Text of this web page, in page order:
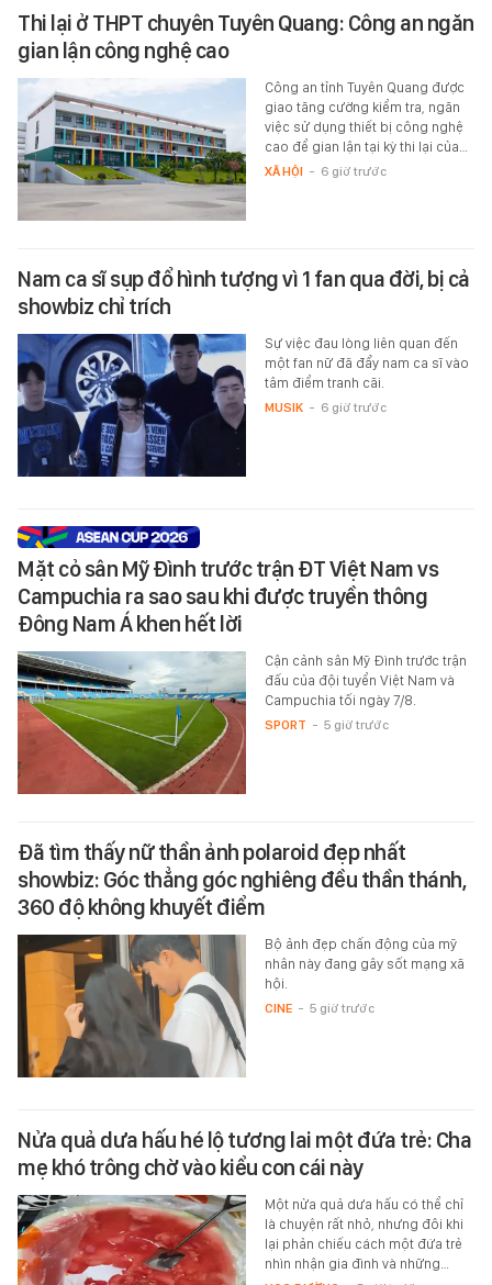
Thi lại ở THPT chuyên Tuyên Quang: Công an ngăn
gian lận công nghệ cao
Công an tỉnh Tuyên Quang được
giao tăng cường kiểm tra, ngăn
việc sử dụng thiết bị công nghệ
cao để gian lận tại kỳ thi lại của…
XÃ HỘI - 6 giờ trước
Nam ca sĩ sụp đổ hình tượng vì 1 fan qua đời, bị cả
showbiz chỉ trích
Sự việc đau lòng liên quan đến
một fan nữ đã đẩy nam ca sĩ vào
tâm điểm tranh cãi.
MUSIK - 6 giờ trước
Mặt cỏ sân Mỹ Đình trước trận ĐT Việt Nam vs
Campuchia ra sao sau khi được truyền thông
Đông Nam Á khen hết lời
Cận cảnh sân Mỹ Đình trước trận
đấu của đội tuyển Việt Nam và
Campuchia tối ngày 7/8.
SPORT - 5 giờ trước
Đã tìm thấy nữ thần ảnh polaroid đẹp nhất
showbiz: Góc thẳng góc nghiêng đều thần thánh,
360 độ không khuyết điểm
Bộ ảnh đẹp chấn động của mỹ
nhân này đang gây sốt mạng xã
hội.
CINE - 5 giờ trước
Nửa quả dưa hấu hé lộ tương lai một đứa trẻ: Cha
mẹ khó trông chờ vào kiểu con cái này
Một nửa quả dưa hấu có thể chỉ
là chuyện rất nhỏ, nhưng đôi khi
lại phản chiếu cách một đứa trẻ
nhìn nhận gia đình và những…